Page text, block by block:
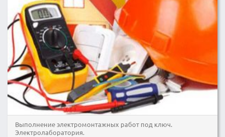
Выполнение электромонтажных работ под ключ.
Электролаборатория.